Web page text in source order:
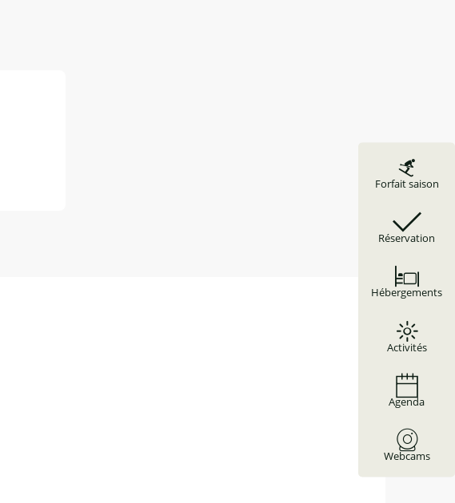
Forfait saison
Réservation
Hébergements
Activités
Agenda
Webcams